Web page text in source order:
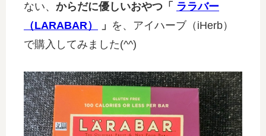
ない、 からだに優しいおやつ「 ララバー
（LARABAR）
」 を、アイハーブ（iHerb）
で購入してみました(^^)